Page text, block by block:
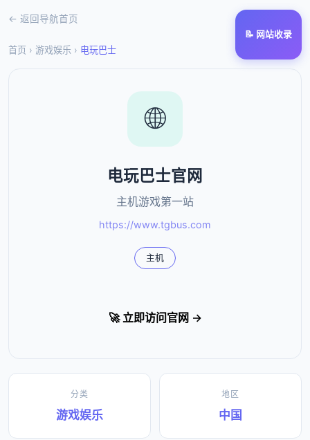
📝 网站收录
← 返回导航首页
首页 › 游戏娱乐 › 电玩巴士
🌐
电玩巴士官网
主机游戏第一站
https://www.tgbus.com
主机
🚀 立即访问官网 →
分类
游戏娱乐
地区
中国